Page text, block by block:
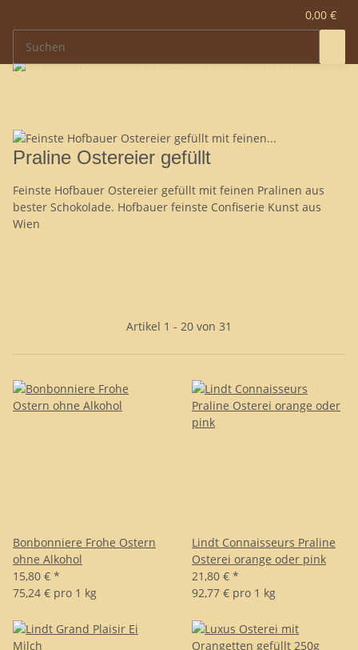
0,00 €
Praline Ostereier gefüllt
Feinste Hofbauer Ostereier gefüllt mit feinen Pralinen aus
bester Schokolade. Hofbauer feinste Confiserie Kunst aus
Wien
Artikel 1 - 20 von 31
Bonbonniere Frohe Ostern
ohne Alkohol
15,80 € *
75,24 € pro 1 kg
Lindt Connaisseurs Praline
Osterei orange oder pink
21,80 € *
92,77 € pro 1 kg